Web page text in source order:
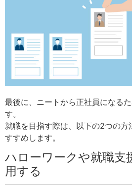
最後に、ニートから正社員になる
す。
就職を目指す際は、以下の2つの方
すすめします。
ハローワークや就職支
用する